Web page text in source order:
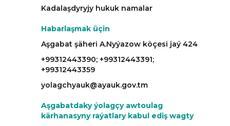
Kadalaşdyryjy hukuk namalar
Habarlaşmak üçin
Aşgabat şäheri A.Nyýazow köçesi jaý 424
+99312443390; +99312443391;
+99312443359
yolagchyauk@ayauk.gov.tm
Aşgabatdaky ýolagçy awtoulag
kärhanasyny raýatlary kabul ediş wagty